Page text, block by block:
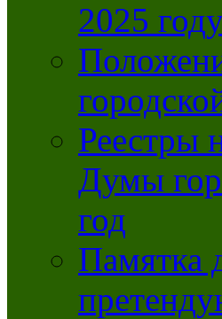
2025
Реестры
Думы
год
Памятка